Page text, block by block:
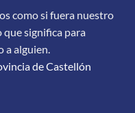
como si fuera nuestro
que significa para
a alguien.
de Castellón